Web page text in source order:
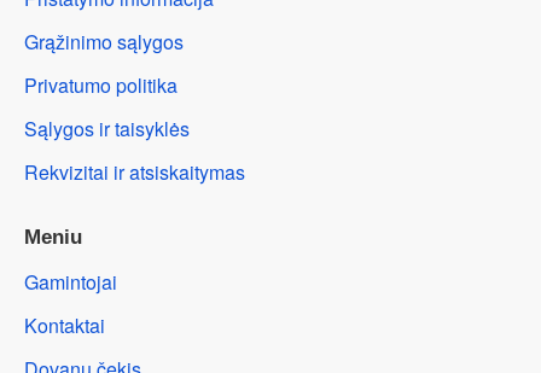
Grąžinimo sąlygos
Privatumo politika
Sąlygos ir taisyklės
Rekvizitai ir atsiskaitymas
Meniu
Gamintojai
Kontaktai